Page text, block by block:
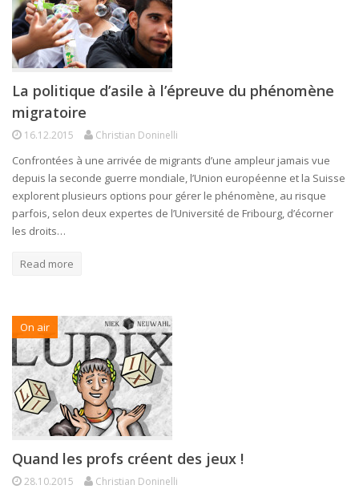
La politique d’asile à l’épreuve du phénomène
migratoire
16.12.2015 Christian Doninelli
Confrontées à une arrivée de migrants d’une ampleur jamais vue
depuis la seconde guerre mondiale, l’Union européenne et la Suisse
explorent plusieurs options pour gérer le phénomène, au risque
parfois, selon deux expertes de l’Université de Fribourg, d’écorner
les droits…
Read more
On air
Quand les profs créent des jeux !
28.10.2015 Christian Doninelli